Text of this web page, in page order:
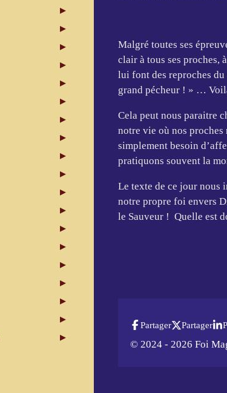
Malgré toutes ses
clair à tous ses proches,
lui font des reproches
grand pécheur ! » …
Cela peut nous paraitre
notre vie où nos proches
simplement besoin
pratiquons souvent la
Le texte de ce jour nous
notre propre foi envers
le Sauveur ! Quelle est
Partager Partager
© 2024 - 2026 Foi